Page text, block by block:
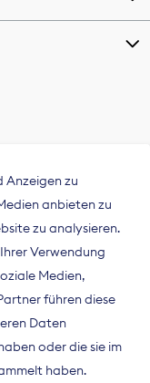
und
Anzeigen zu
anbieten zu
zu analysieren.
Verwendung
Medien,
führen diese
Daten
oder die sie im
haben.